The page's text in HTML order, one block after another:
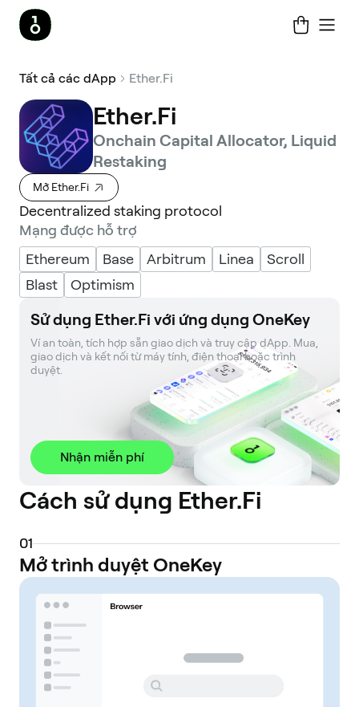
Tất cả các dApp Ether.Fi
Ether.Fi
Onchain Capital Allocator, Liquid
Restaking
Mở Ether.Fi
Decentralized staking protocol
Mạng được hỗ trợ
Ethereum
Base Arbitrum Linea
Scroll
Blast
Optimism
Sử dụng Ether.Fi với ứng dụng OneKey
Ví an toàn, tích hợp sẵn giao dịch và truy cập dApp. Mua,
giao dịch và kết nối từ máy tính, điện thoại hoặc trình
duyệt.
Nhận miễn phí
Cách sử dụng Ether.Fi
01
Mở trình duyệt OneKey